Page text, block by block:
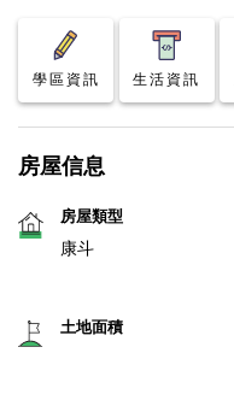
學區資訊 生活資訊
房屋信息
房屋類型
康斗
土地面積